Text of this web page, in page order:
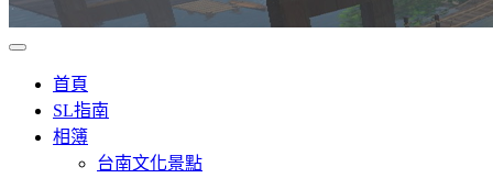
首頁
SL指南
相簿
台南文化景點